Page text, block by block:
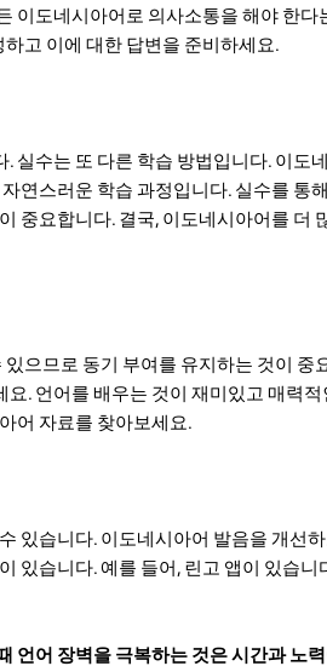
이도네시아어로 의사소통을 해야 한다
고 이에 대한 답변을 준비하세요.
실수는 또 다른 학습 방법입니다. 이도
연스러운 학습 과정입니다. 실수를 통
중요합니다. 결국, 이도네시아어를 더
으므로 동기 부여를 유지하는 것이 중
. 언어를 배우는 것이 재미있고 매력
어 자료를 찾아보세요.
있습니다. 이도네시아어 발음을 개선
있습니다. 예를 들어, 린고 앱이 있습니
언어 장벽을 극복하는 것은 시간과 노